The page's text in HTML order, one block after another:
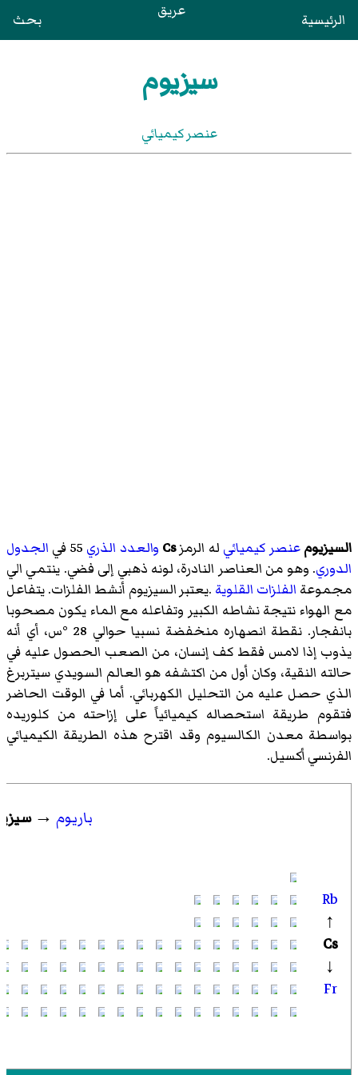
الرئيسية عريق بحث
سيزيوم
عنصر كيميائي
السيزيوم عنصر كيميائي له الرمزCs والعدد الذري
الجدول
الدوري. وهو من العناصر النادرة، لونه ذهبي إلى فضي. ينتمي الي
مجموعة الفلزات القلوية .يعتبر السيزيوم أنشط الفلزات. يتفاعل
مع الهواء نتيجة نشاطه الكبير وتفاعله مع الماء يكون مصحوبا
بانفجار. نقطة انصهاره منخفضة نسبيا حوالي 28 °س، أي أنه
يذوب إذا لامس فقط كف إنسان، من الصعب الحصول عليه في
حالته النقية، وكان أول من اكتشفه هو العالم السويدي سيتربرغ
الذي حصل عليه من التحليل الكهربائي. أما في الوقت الحاضر
فتقوم طريقة استحصاله كيميائياً على إزاحته من كلوريده
بواسطة معدن الكالسيوم وقد اقترح هذه الطريقة الكيميائي
الفرنسي أكسيل.
باريوم →
Rb
↑
Cs
↓
Fr